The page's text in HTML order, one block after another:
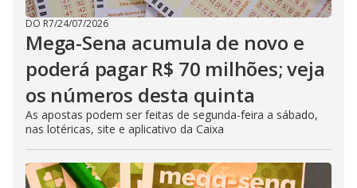
DO R7/24/07/2026
Mega-Sena acumula de novo e
poderá pagar R$ 70 milhões; veja
os números desta quinta
As apostas podem ser feitas de segunda-feira a sábado,
nas lotéricas, site e aplicativo da Caixa